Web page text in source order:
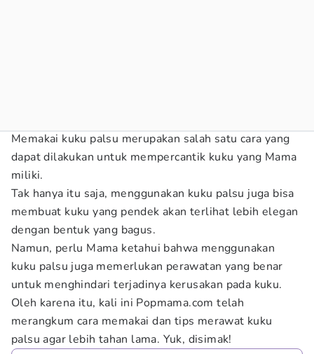
Memakai kuku palsu merupakan salah satu cara yang
dapat dilakukan untuk mempercantik kuku yang Mama
miliki.
Tak hanya itu saja, menggunakan kuku palsu juga bisa
membuat kuku yang pendek akan terlihat lebih elegan
dengan bentuk yang bagus.
Namun, perlu Mama ketahui bahwa menggunakan
kuku palsu juga memerlukan perawatan yang benar
untuk menghindari terjadinya kerusakan pada kuku.
Oleh karena itu, kali ini Popmama.com telah
merangkum cara memakai dan tips merawat kuku
palsu agar lebih tahan lama. Yuk, disimak!